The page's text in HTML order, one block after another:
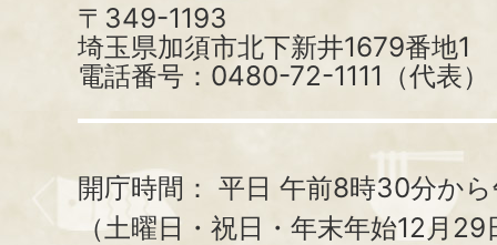
〒349-1193
埼玉県加須市北下新井1679番地1
電話番号：0480-72-1111（代表）
開庁時間： 平日 午前8時30分か
（土曜日・祝日・年末年始12月